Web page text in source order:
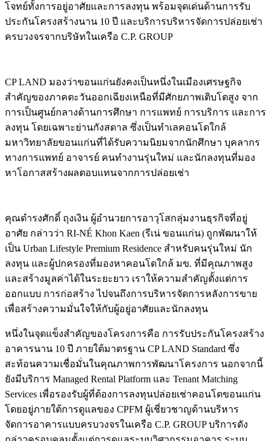
โจทย์ทั้งการอยู่อาศัยและการลงทุน พร้อมจุดเด่นด้านการรับ
ประกันโครงสร้างนาน 10 ปี และบริการบริหารจัดการปล่อยเช่า
ครบวงจรจากบริษัทในเครือ C.P. GROUP
CP LAND มองว่าขอนแก่นยังคงเป็นหนึ่งในเมืองเศรษฐกิจ
สำคัญของภาคตะวันออกเฉียงเหนือที่มีศักยภาพเติบโตสูง จาก
การเป็นศูนย์กลางด้านการศึกษา การแพทย์ การบริการ และการ
ลงทุน โดยเฉพาะย่านกังสดาล ซึ่งเป็นทำเลคอนโดใกล้
มหาวิทยาลัยขอนแก่นที่ได้รับความนิยมจากนักศึกษา บุคลากร
ทางการแพทย์ อาจารย์ คนทำงานรุ่นใหม่ และนักลงทุนที่มอง
หาโอกาสสร้างผลตอบแทนจากการปล่อยเช่า
คุณดำรงศักดิ์ ถุงเงิน ผู้อำนวยการอาวุโสกลุ่มงานธุรกิจที่อยู่
อาศัย กล่าวว่า RI-NÉ Khon Kaen (รีเน่ ขอนแก่น) ถูกพัฒนาให้
เป็น Urban Lifestyle Premium Residence สำหรับคนรุ่นใหม่ นัก
ลงทุน และผู้ปกครองที่มองหาคอนโดใกล้ มข. ที่มีคุณภาพสูง
และสร้างมูลค่าได้ในระยะยาว เราให้ความสำคัญตั้งแต่การ
ออกแบบ การก่อสร้าง ไปจนถึงการบริหารจัดการหลังการขาย
เพื่อสร้างความมั่นใจให้กับผู้อยู่อาศัยและนักลงทุน
หนึ่งในจุดแข็งสำคัญของโครงการคือ การรับประกันโครงสร้าง
อาคารนาน 10 ปี ภายใต้มาตรฐาน CP LAND Standard ซึ่ง
สะท้อนความเชื่อมั่นในคุณภาพการพัฒนาโครงการ นอกจากนี้
ยังมีบริการ Managed Rental Platform และ Tenant Matching
Services เพื่อรองรับผู้ที่ต้องการลงทุนปล่อยเช่าคอนโดขอนแก่น
โดยอยู่ภายใต้การดูแลของ CPFM ผู้เชี่ยวชาญด้านบริหาร
จัดการอาคารแบบครบวงจรในเครือ C.P. GROUP บริการดัง